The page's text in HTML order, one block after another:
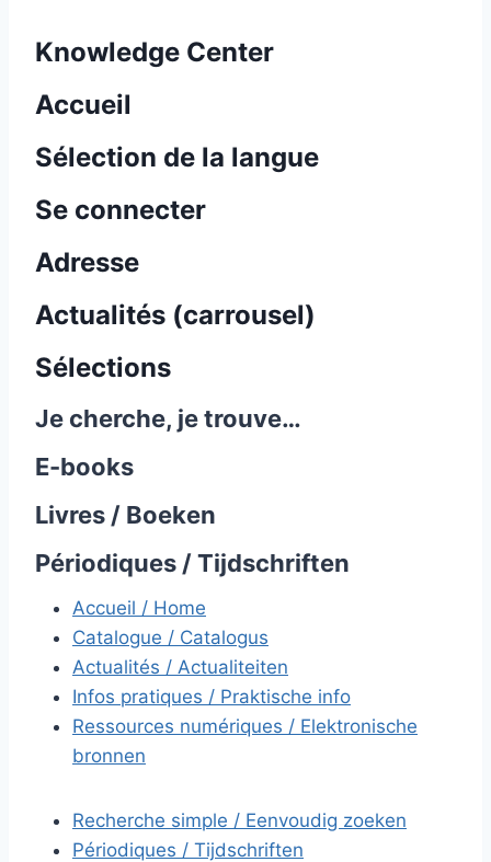
Knowledge Center
Accueil
Sélection de la langue
Se connecter
Adresse
Actualités (carrousel)
Sélections
Je cherche, je trouve…
E-books
Livres / Boeken
Périodiques / Tijdschriften
Accueil / Home
Catalogue / Catalogus
Actualités / Actualiteiten
Infos pratiques / Praktische info
Ressources numériques / Elektronische
bronnen
Recherche simple / Eenvoudig zoeken
Périodiques / Tijdschriften